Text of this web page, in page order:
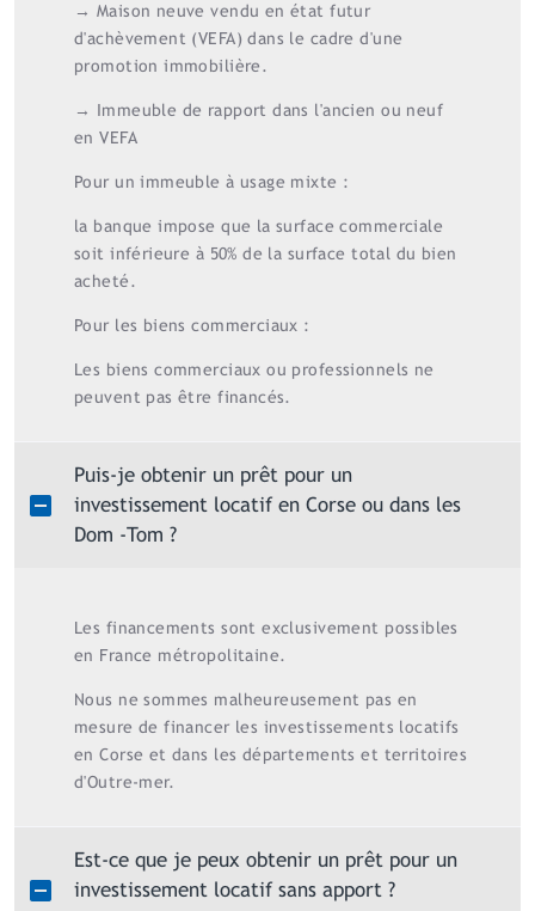
→ Maison neuve vendu en état futur
d'achèvement (VEFA) dans le cadre d'une
promotion immobilière.
→ Immeuble de rapport dans l'ancien ou neuf
en VEFA
Pour un immeuble à usage mixte :
la banque impose que la surface commerciale
soit inférieure à 50% de la surface total du bien
acheté.
Pour les biens commerciaux :
Les biens commerciaux ou professionnels ne
peuvent pas être financés.
Puis-je obtenir un prêt pour un
investissement locatif en Corse ou dans les
Dom -Tom ?
Les financements sont exclusivement possibles
en France métropolitaine.
Nous ne sommes malheureusement pas en
mesure de financer les investissements locatifs
en Corse et dans les départements et territoires
d'Outre-mer.
Est-ce que je peux obtenir un prêt pour un
investissement locatif sans apport ?